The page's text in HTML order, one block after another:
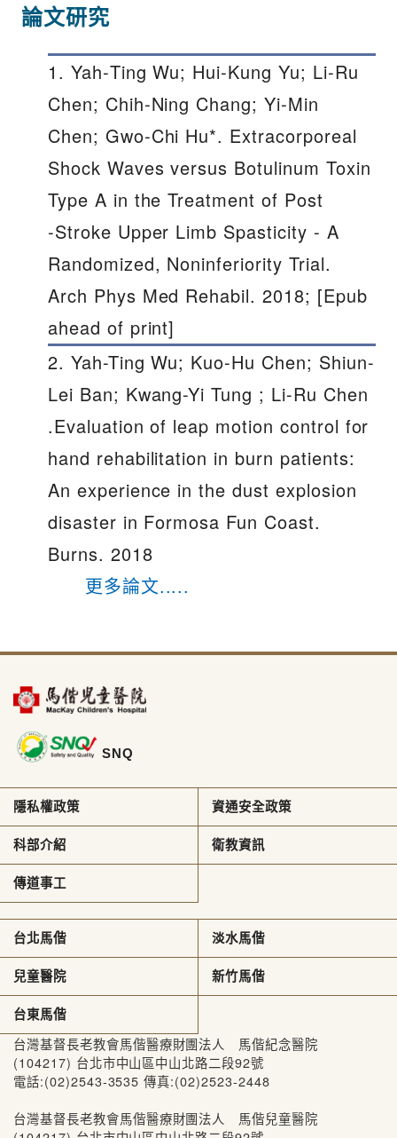
論文研究
1. Yah‐Ting Wu; Hui‐Kung Yu; Li‐Ru
Chen; Chih‐Ning Chang; Yi‐Min
Chen; Gwo‐Chi Hu*. Extracorporeal
Shock Waves versus Botulinum Toxin
Type A in the Treatment of Post
‐Stroke Upper Limb Spasticity ‐ A
Randomized, Noninferiority Trial.
Arch Phys Med Rehabil. 2018; [Epub
ahead of print]
2. Yah-Ting Wu; Kuo-Hu Chen; Shiun-
Lei Ban; Kwang-Yi Tung ; Li-Ru Chen
.Evaluation of leap motion control for
hand rehabilitation in burn patients:
An experience in the dust explosion
disaster in Formosa Fun Coast.
Burns. 2018
更多論文.....
SNQ
隱私權政策 資通安全政策
科部介紹 衛教資訊
傳道事工
台北馬偕 淡水馬偕
兒童醫院 新竹馬偕
台東馬偕
台灣基督長老教會馬偕醫療財團法人 馬偕紀念醫院
(104217) 台北市中山區中山北路二段92號
電話:(02)2543-3535 傳真:(02)2523-2448
台灣基督長老教會馬偕醫療財團法人 馬偕兒童醫院